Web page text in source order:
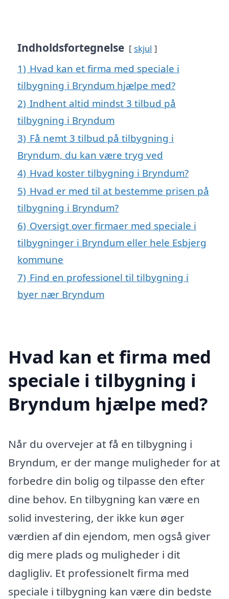
Indholdsfortegnelse skjul
1) Hvad kan et firma med speciale i
tilbygning i Bryndum hjælpe med?
2) Indhent altid mindst 3 tilbud på
tilbygning i Bryndum
3) Få nemt 3 tilbud på tilbygning i
Bryndum, du kan være tryg ved
4) Hvad koster tilbygning i Bryndum?
5) Hvad er med til at bestemme prisen på
tilbygning i Bryndum?
6) Oversigt over firmaer med speciale i
tilbygninger i Bryndum eller hele Esbjerg
kommune
7) Find en professionel til tilbygning i
byer nær Bryndum
Hvad kan et firma med
speciale i tilbygning i
Bryndum hjælpe med?
Når du overvejer at få en tilbygning i
Bryndum, er der mange muligheder for at
forbedre din bolig og tilpasse den efter
dine behov. En tilbygning kan være en
solid investering, der ikke kun øger
værdien af din ejendom, men også giver
dig mere plads og muligheder i dit
dagligliv. Et professionelt firma med
speciale i tilbygning kan være din bedste